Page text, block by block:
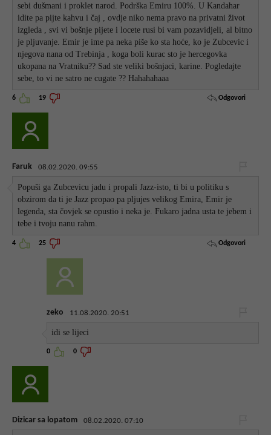
sebi dušmani i proklet narod. Podrška Emiru 100%. U Kandahar
idite pa pijte kahvu i čaj , ovdje niko nema pravo na privatni život
izgleda , svi vi bošnje pijete i locete rusi bi vam pozavidjeli, al bitno
je pljuvanje. Emir je ime pa neka piše ko sta hoće, ko je Zubcevic i
njegova nana od Trebinja , koga boli kurac sto je hercegovka
ukopana na Vratniku?? Sad ste veliki bošnjaci, karine. Pogledajte
sebe, to vi ne satro ne cugate ?? Hahahahaaa
6 19 Odgovori
Faruk 08.02.2020. 09:55
Popuši ga Zubcevicu jadu i propali Jazz-isto, ti bi u politiku s
obzirom da ti je Jazz propao pa pljujes velikog Emira, Emir je
legenda, sta čovjek se opustio i neka je. Fukaro jadna usta te jebem i
tebe i tvoju nanu rahm.
4 25 Odgovori
zeko 11.08.2020. 20:51
idi se lijeci
0 0
Dizicar sa lopatom 08.02.2020. 07:10